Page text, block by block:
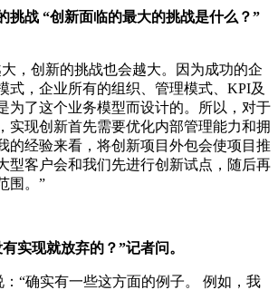
挑战 “创新面临的最大的挑战是什么？”
，创新的挑战也会越大。因为成功的企
式，企业所有的组织、管理模式、KPI及
为了这个业务模型而设计的。所以，对于
实现创新首先需要优化内部管理能力和拥
的经验来看，将创新项目外包会使项目推
型客户会和我们先进行创新试点，随后再
围。”
实现就放弃的？”记者问。
“确实有一些这方面的例子。 例如，我